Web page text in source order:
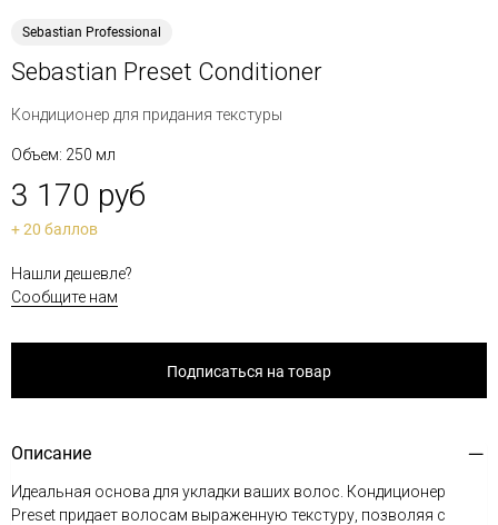
Sebastian Professional
Sebastian Preset Conditioner
Кондиционер для придания текстуры
Объем: 250 мл
3 170 руб
+ 20 баллов
Нашли дешевле?
Сообщите нам
Подписаться на товар
Описание
Идеальная основа для укладки ваших волос. Кондиционер
Preset придает волосам выраженную текстуру, позволяя с